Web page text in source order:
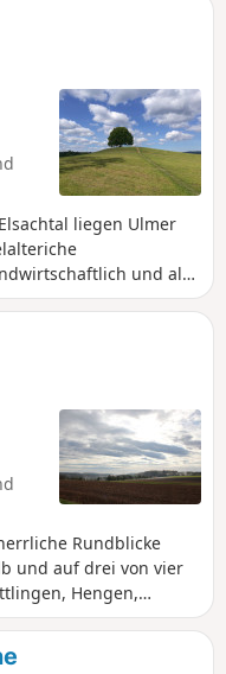
liegen Ulmer
und als
Flächen führt die
auf gut ausgebauten
der Route
und Gefälle
Rundblicke
und auf drei von vier
Hengen,